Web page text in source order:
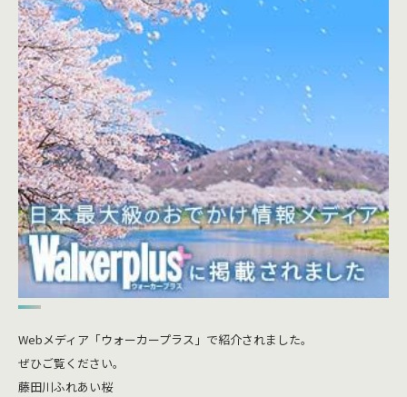
Webメディア「ウォーカープラス」で紹介されました。
ぜひご覧ください。
藤田川ふれあい桜